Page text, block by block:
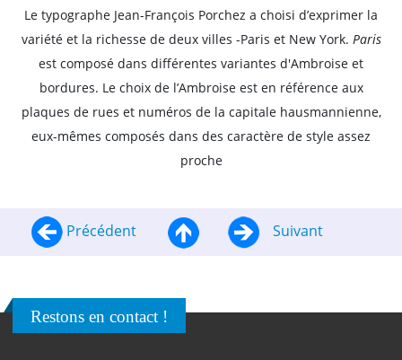
Le typographe Jean-François Porchez a choisi d’exprimer la
variété et la richesse de deux villes -Paris et New York. Paris
est composé dans différentes variantes d'Ambroise et
bordures. Le choix de l’Ambroise est en référence aux
plaques de rues et numéros de la capitale hausmannienne,
eux-mêmes composés dans des caractère de style assez
proche
Précédent Suivant
Restons en contact !